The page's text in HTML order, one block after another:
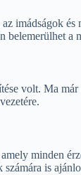
imádságok
a
volt. Ma
minden
is